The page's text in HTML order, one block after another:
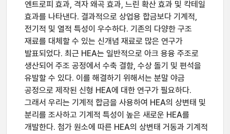
엔트로피 효과, 격자 왜곡 효과, 느린 확산 효과 및 칵테일
효과를 나타낸다. 결과적으로 상업용 합금보다 기계적,
전기적 및 열적 특성이 우수하다. 기존의 다양한 구조
재료를 대체할 수 있는 신개념 재료로 많은 연구가
발표되었다. 최근 HEA는 일반적으로 아크 용융 주조로
생산되어 주조 공정에서 수축 결함, 수상 돌기 및 편석을
유발할 수 있다. 이를 해결하기 위해서는 분말 야금
공정으로 제작된 신형 HEA에 대한 연구가 필요하다.
그래서 우리는 기계적 합금을 사용하여 HEA의 상변태 및
분리를 조사하고 기계적 특성이 높은 새로운 HEA를
개발한다. 첨가 원소에 따른 HEA의 상변태 거동과 기계적